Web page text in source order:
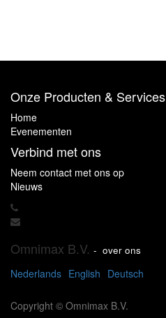
Onze Producten & Services
Home
Evenementen
Verbind met ons
Neem contact met ons op
Nieuws
Omnimax B.V. - over ons
Nederlands English Deutsch
Copyright © Omnimax B.V.